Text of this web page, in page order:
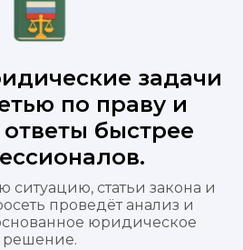
задачи
по праву и
быстрее
ситуацию, статьи закона и
проведёт анализ и
юридическое
решение.